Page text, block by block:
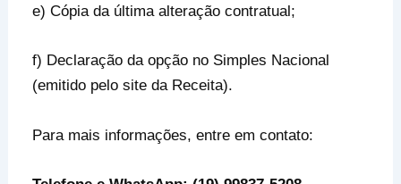
e) Cópia da última alteração contratual;
f) Declaração da opção no Simples Nacional
(emitido pelo site da Receita).
Para mais informações, entre em contato: